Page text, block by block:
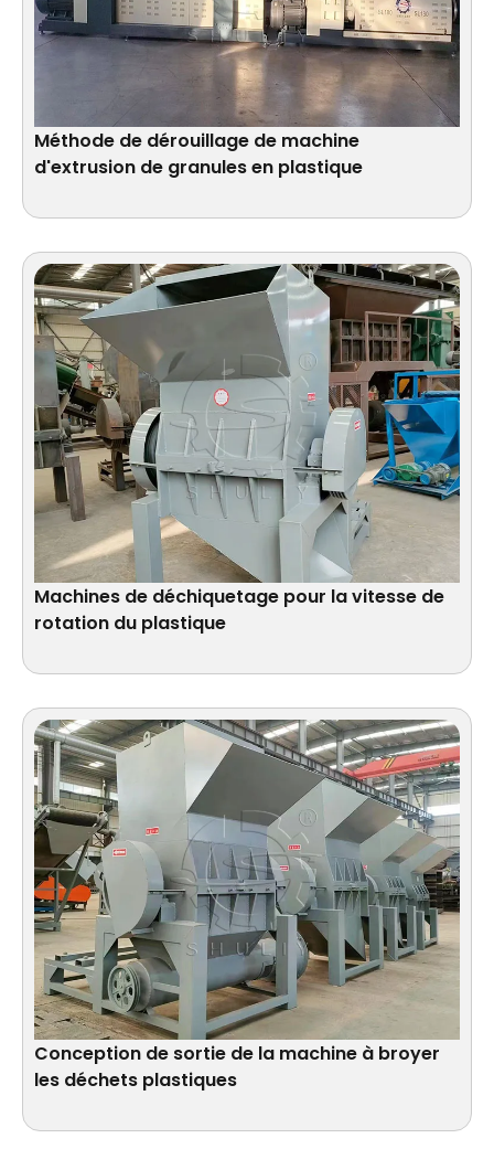
Méthode de dérouillage de machine
d'extrusion de granules en plastique
Machines de déchiquetage pour la vitesse de
rotation du plastique
Conception de sortie de la machine à broyer
les déchets plastiques